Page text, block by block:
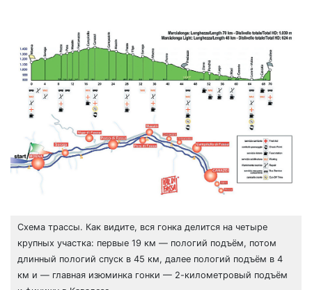
Схема трассы. Как видите, вся гонка делится на четыре
крупных участка: первые 19 км — пологий подъём, потом
длинный пологий спуск в 45 км, далее пологий подъём в 4
км и — главная изюминка гонки — 2-километровый подъём